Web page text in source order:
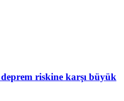
riskine karşı büyük